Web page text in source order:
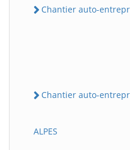
Chantier auto-
Chantier auto-
ALPES